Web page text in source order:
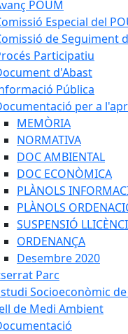
POUM
Especial del
de Seguiment
Participatiu
d'Abast
Pública
per a
MEMÒRIA
NORMATIVA
DOC AMBIENTAL
DOC ECONÒMICA
PLÀNOLS
PLÀNOLS
SUSPENSIÓ
ORDENANÇA
Desembre 2020
Parc
Socioeconòmic
de Medi Ambient